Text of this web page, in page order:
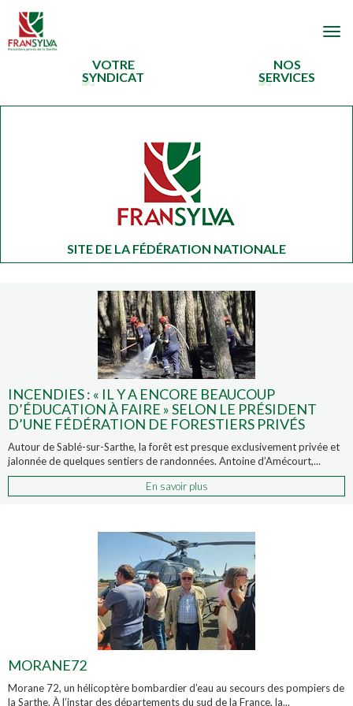
VOTRE
SYNDICAT
NOS
SERVICES
SITE DE LA FÉDÉRATION NATIONALE
INCENDIES : « IL Y A ENCORE BEAUCOUP
D’ÉDUCATION À FAIRE » SELON LE PRÉSIDENT
D’UNE FÉDÉRATION DE FORESTIERS PRIVÉS
Autour de Sablé-sur-Sarthe, la forêt est presque exclusivement privée et
jalonnée de quelques sentiers de randonnées. Antoine d’Amécourt,...
En savoir plus
MORANE72
Morane 72, un hélicoptère bombardier d’eau au secours des pompiers de
la Sarthe. À l’instar des départements du sud de la France, la...